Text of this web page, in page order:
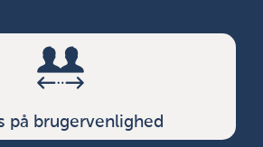
på brugervenlighed